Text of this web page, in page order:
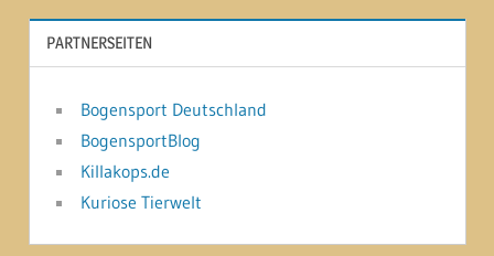
PARTNERSEITEN
Bogensport Deutschland
BogensportBlog
Killakops.de
Kuriose Tierwelt